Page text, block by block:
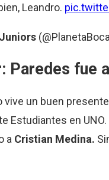
Leandro.
Paredes fue
vive un buen
Estudiantes en
a Cristian Medina.